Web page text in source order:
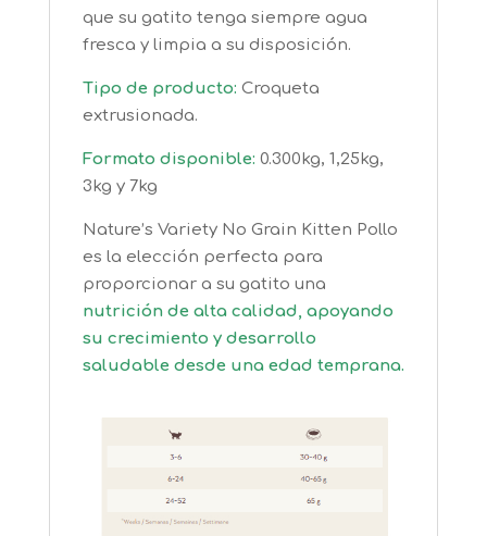
que su gatito tenga siempre agua
fresca y limpia a su disposición.
Tipo de producto: Croqueta
extrusionada.
Formato disponible: 0.300kg, 1,25kg,
3kg y 7kg
Nature’s Variety No Grain Kitten Pollo
es la elección perfecta para
proporcionar a su gatito una
nutrición de alta calidad, apoyando
su crecimiento y desarrollo
saludable desde una edad temprana.